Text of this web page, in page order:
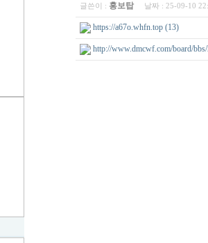
글쓴이 : 홍보탑 날짜 : 25-09-10
https://a67o.whfn.top (13)
http://www.dmcwf.com/board/